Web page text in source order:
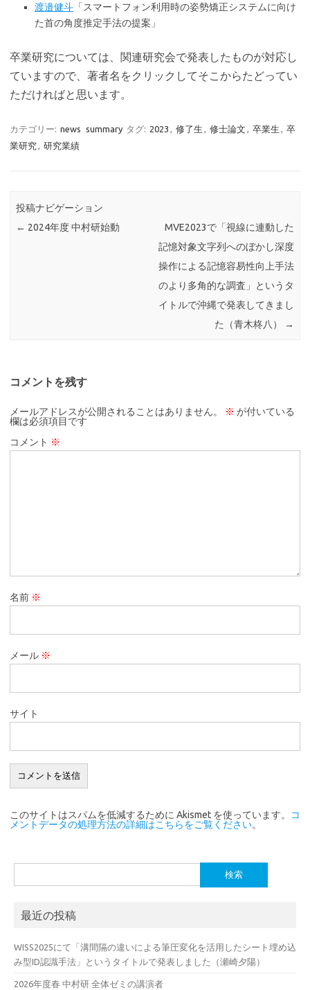
渡邉健斗 「スマートフォン利用時の姿勢矯正システムに向け
た首の角度推定手法の提案」
卒業研究については、関連研究会で発表したものが対応し
ていますので、著者名をクリックしてそこからたどってい
ただければと思います。
カテゴリー: news summary タグ: 2023 , 修了生 , 修士論文 , 卒業生 , 卒
業研究, 研究業績
投稿ナビゲーション
← 2024年度 中村研始動
MVE2023で「視線に連動した
記憶対象文字列へのぼかし深度
操作による記憶容易性向上手法
のより多角的な調査」というタ
イトルで沖縄で発表してきまし
た（青木柊八）
→
コメントを残す
メールアドレスが公開されることはありません。 ※ が付いている
欄は必須項目です
コメント ※
名前 ※
メール ※
サイト
このサイトはスパムを低減するために Akismet を使っています。
コ
メントデータの処理方法の詳細はこちらをご覧ください。
索:
最近の投稿
WISS2025にて「溝間隔の違いによる筆圧変化を活用したシート埋め込
み型ID認識手法」というタイトルで発表しました（瀬崎夕陽）
2026年度春 中村研 全体ゼミの講演者